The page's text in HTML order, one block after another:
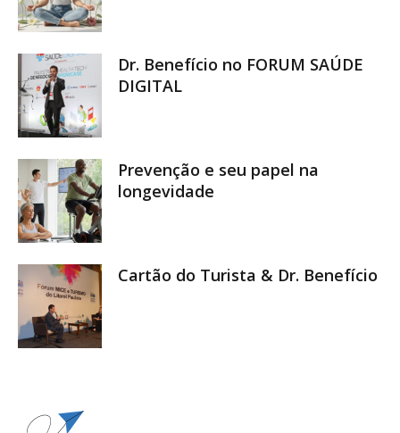
Dr. Benefício no FORUM SAÚDE
DIGITAL
Prevenção e seu papel na
longevidade
Cartão do Turista & Dr. Benefício